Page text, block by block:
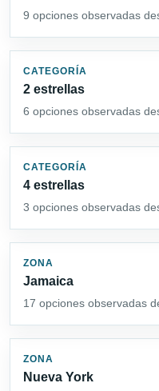
9 opciones observadas
CATEGORÍA
2 estrellas
6 opciones observadas
CATEGORÍA
4 estrellas
3 opciones observadas
ZONA
Jamaica
17 opciones observadas
ZONA
Nueva York